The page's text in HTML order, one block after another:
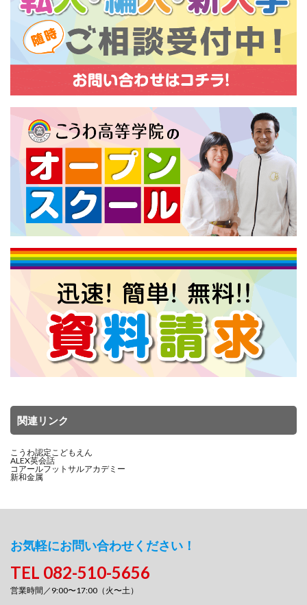
関連リンク
こうわ認定こどもえん
ALEX英会話
コアールフットサルアカデミー
新和金属
お気軽にお問い合わせください！
TEL 082-510-5656
営業時間／9:00〜17:00（火〜土）